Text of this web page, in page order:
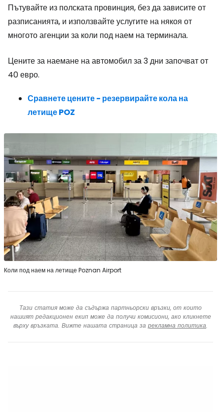
Пътувайте из полската провинция, без да зависите от
разписанията, и използвайте услугите на някоя от
многото агенции за коли под наем на терминала.
Цените за наемане на автомобил за 3 дни започват от
40 евро.
Сравнете цените - резервирайте кола на
летище POZ
Коли под наем на летище Poznan Airport
Тази статия може да съдържа партньорски връзки, от които
нашият редакционен екип може да получи комисиони, ако кликнете
върху връзката. Вижте нашата страница за рекламна политика.